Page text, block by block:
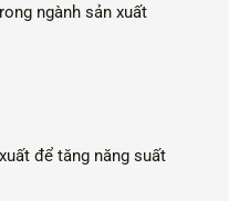
ngành sản xuất
để tăng năng suất